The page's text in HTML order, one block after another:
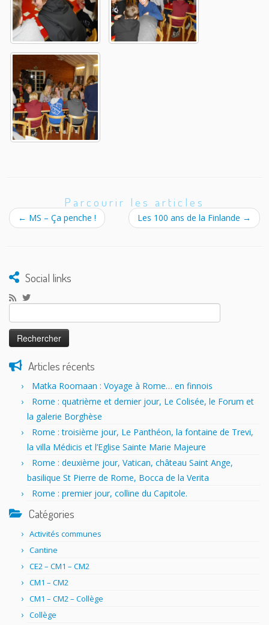
Parcourir les articles
← MS – Ça penche ! Les 100 ans de la Finlande →
Social links
Rechercher :
Articles récents
Matka Roomaan : Voyage à Rome… en finnois
Rome : quatrième et dernier jour, Le Colisée, le Forum et
la galerie Borghèse
Rome : troisième jour, Le Panthéon, la fontaine de Trevi,
la villa Médicis et l’Eglise Sainte Marie Majeure
Rome : deuxième jour, Vatican, château Saint Ange,
basilique St Pierre de Rome, Bocca de la Verita
Rome : premier jour, colline du Capitole.
Catégories
Activités communes
Cantine
CE2 – CM1 – CM2
CM1 – CM2
CM1 – CM2 – Collège
Collège